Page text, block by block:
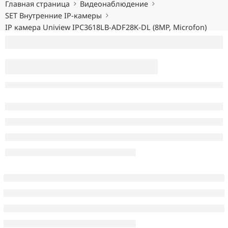
Главная страница
Видеонаблюдение
SET Внутренние IP-камеры
IP камера Uniview IPC3618LB-ADF28K-DL (8MP, Microfon)